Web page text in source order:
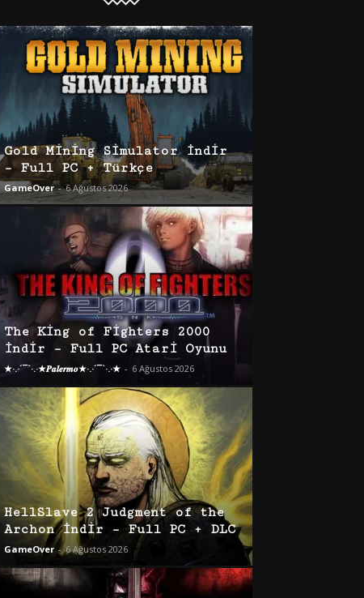
Gold Mining Simulator İndir
– Full PC + Türkçe
GameOver - 6 Ağustos 2026
The King of Fighters 2000
İndir – Full PC Atari Oyunu
★·.·´¯`·.·★𝑷𝒂𝒍𝒆𝒓𝒎𝒐★·.·´¯`·.·★ - 6 Ağustos 2026
HellSlave 2 Judgment of the
Archon İndir – Full PC + DLC
GameOver - 6 Ağustos 2026